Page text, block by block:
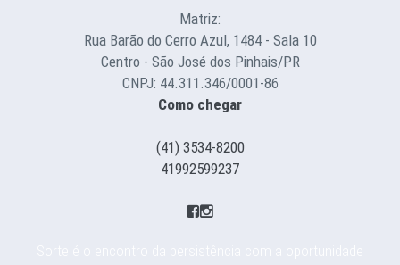
Matriz:
Rua Barão do Cerro Azul, 1484 - Sala 10
Centro - São José dos Pinhais/PR
CNPJ: 44.311.346/0001-86
Como chegar
(41) 3534-8200
41992599237